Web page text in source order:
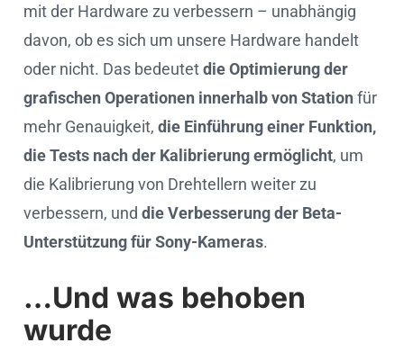
mit der Hardware zu verbessern – unabhängig
davon, ob es sich um unsere Hardware handelt
oder nicht. Das bedeutetdie Optimierung der
grafischen Operationen innerhalb von Stationfür
mehr Genauigkeit, die Einführung einer Funktion,
die Tests nach der Kalibrierung ermöglicht, um
die Kalibrierung von Drehtellern weiter zu
verbessern, und die Verbesserung der Beta-
Unterstützung für Sony-Kameras.
…Und was behoben
wurde